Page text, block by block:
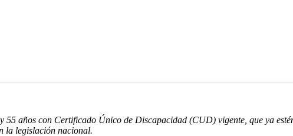
55 años con Certificado Único de Discapacidad (CUD) vigente, que ya
la legislación nacional.